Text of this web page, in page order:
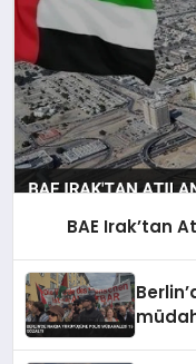
BAE Irak’tan